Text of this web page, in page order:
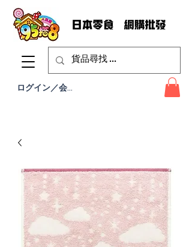
ログイン／会員登録